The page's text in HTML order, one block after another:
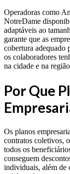
Operadoras como
NotreDame
adaptáveis ao
garante que as
cobertura adequado
os colaboradores
na cidade e na
Por Que
Os planos
contratos coletivos,
todos os
conseguem
individuais, além de